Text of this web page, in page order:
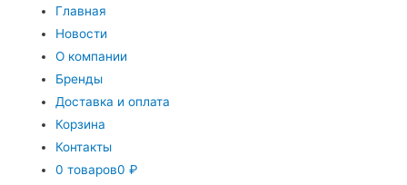
Главная
Новости
О компании
Бренды
Доставка и оплата
Корзина
Контакты
0 товаров0 ₽